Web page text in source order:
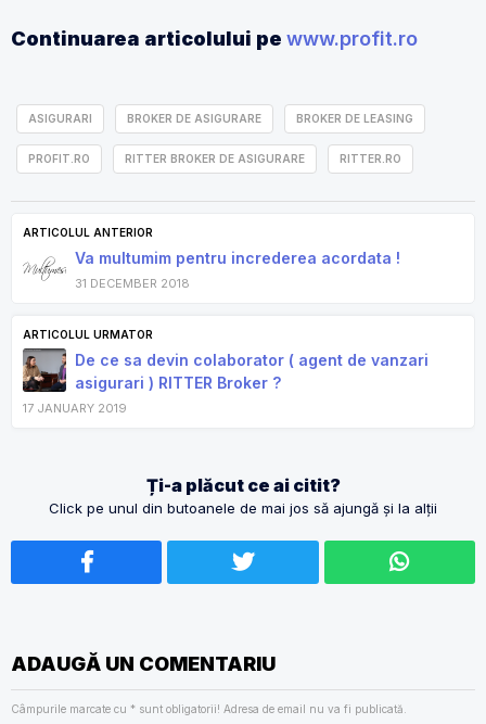
Continuarea articolului pe www.profit.ro
ASIGURARI BROKER DE ASIGURARE BROKER DE LEASING
PROFIT.RO RITTER BROKER DE ASIGURARE RITTER.RO
ARTICOLUL ANTERIOR
Va multumim pentru increderea acordata !
31 DECEMBER 2018
ARTICOLUL URMATOR
De ce sa devin colaborator ( agent de vanzari
asigurari ) RITTER Broker ?
17 JANUARY 2019
Ți-a plăcut ce ai citit?
Click pe unul din butoanele de mai jos să ajungă și la alții
ADAUGĂ UN COMENTARIU
Câmpurile marcate cu * sunt obligatorii! Adresa de email nu va fi publicată.